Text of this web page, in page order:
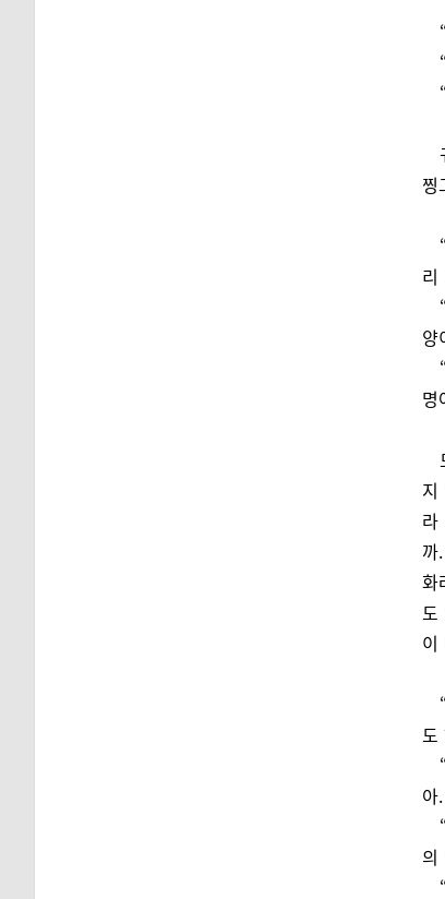
찡
리
양
명
지
라
까
화
도
이
도
아
의